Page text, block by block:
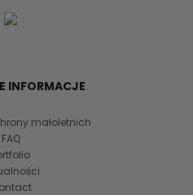
INFORMACJE
małoletnich
FAQ